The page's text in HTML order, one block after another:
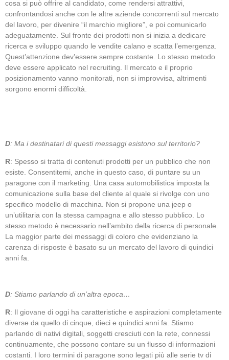
cosa si può offrire al candidato, come rendersi attrattivi,
confrontandosi anche con le altre aziende concorrenti sul mercato
del lavoro, per divenire “il marchio migliore”, e poi comunicarlo
adeguatamente. Sul fronte dei prodotti non si inizia a dedicare
ricerca e sviluppo quando le vendite calano e scatta l’emergenza.
Quest’attenzione dev’essere sempre costante. Lo stesso metodo
deve essere applicato nel recruiting. Il mercato e il proprio
posizionamento vanno monitorati, non si improvvisa, altrimenti
sorgono enormi difficoltà.
D: Ma i destinatari di questi messaggi esistono sul territorio?
R: Spesso si tratta di contenuti prodotti per un pubblico che non
esiste. Consentitemi, anche in questo caso, di puntare su un
paragone con il marketing. Una casa automobilistica imposta la
comunicazione sulla base del cliente al quale si rivolge con uno
specifico modello di macchina. Non si propone una jeep o
un’utilitaria con la stessa campagna e allo stesso pubblico. Lo
stesso metodo è necessario nell’ambito della ricerca di personale.
La maggior parte dei messaggi di coloro che evidenziano la
carenza di risposte è basato su un mercato del lavoro di quindici
anni fa.
D: Stiamo parlando di un’altra epoca…
R: Il giovane di oggi ha caratteristiche e aspirazioni completamente
diverse da quello di cinque, dieci e quindici anni fa. Stiamo
parlando di nativi digitali, soggetti cresciuti con la rete, connessi
continuamente, che possono contare su un flusso di informazioni
costanti. I loro termini di paragone sono legati più alle serie tv di